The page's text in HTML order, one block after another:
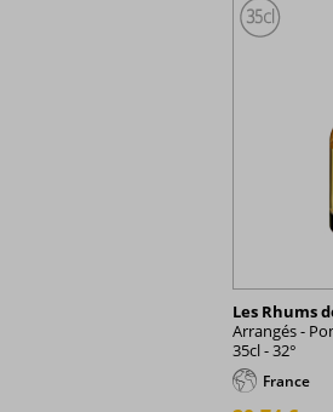
Les Rhums
Arrangés -
35cl - 32°
France